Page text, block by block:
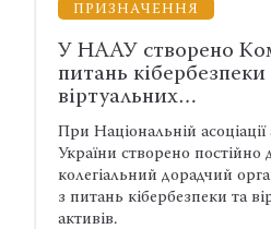
ЗАХИСТ ВІЙСЬКОВИХ
Лікування, вислуга
допомога: які зміни
для…
Наслідки катувань і
українських військових у
завжди належно
враховуються під час
соціальних гарантій. Тому